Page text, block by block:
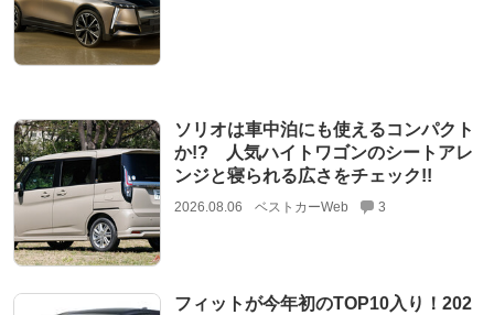
ソリオは車中泊にも使えるコンパクト
か!? 人気ハイトワゴンのシートアレ
ンジと寝られる広さをチェック!!
2026.08.06 ベストカーWeb 3
フィットが今年初のTOP10入り！202